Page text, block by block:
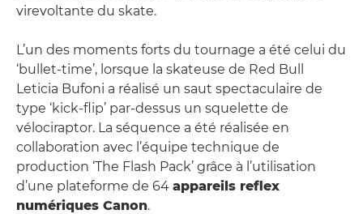
virevoltante du skate.
L’un des moments forts du tournage a été celui du
‘bullet-time’, lorsque la skateuse de Red Bull
Leticia Bufoni a réalisé un saut spectaculaire de
type ‘kick-flip’ par-dessus un squelette de
vélociraptor. La séquence a été réalisée en
collaboration avec l’équipe technique de
production ‘The Flash Pack’ grâce à l’utilisation
d’une plateforme de 64 appareils reflex
numériques Canon.